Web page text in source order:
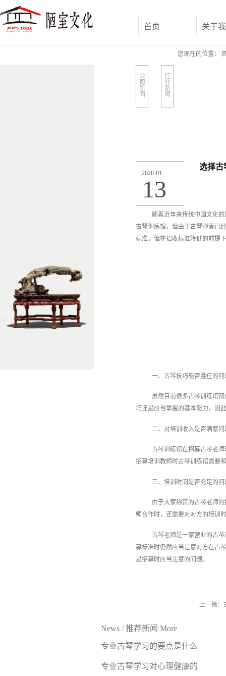
首页 关于
您现在的位置：
公
司
新
闻
行
业
新
闻
2020-01
13
选择古
随着近年来传统中国文化
古琴训练馆，但由于古琴弹奏已
标准，但在招收标准降低的前提
一、古琴技巧能否胜任的问
虽然目前很多古琴训练馆
巧还是应当掌握的基本能力，因
二、对培训收入是否满意问
古琴训练馆在招募古琴老
招募培训教师时古琴训练馆需要
三、培训时间是否充足的问
由于大家称赞的古琴老师
师合作时，还需要对对方的培训
古琴老师是一家营业的古
募标准时仍然应当注意对方在古
是招募时应当注意的问题。
上一篇：
News / 推荐新闻 More
专业古琴学习的要点是什么
专业古琴学习对心理健康的